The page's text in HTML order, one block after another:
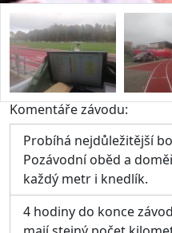
Komentáře závodu:
Probíhá nejdůležitější
Pozávodní oběd a
každý metr i knedlík.
4 hodiny do konce